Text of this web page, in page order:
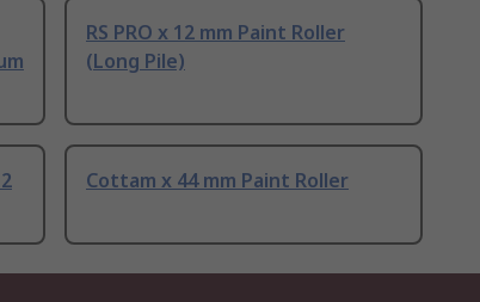
RS PRO x 12 mm Paint Roller
(Long Pile)
Cottam x 44 mm Paint Roller